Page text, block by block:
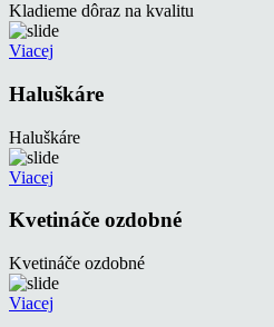
Kladieme dôraz na kvalitu
Viacej
Haluškáre
Haluškáre
Viacej
Kvetináče ozdobné
Kvetináče ozdobné
Viacej